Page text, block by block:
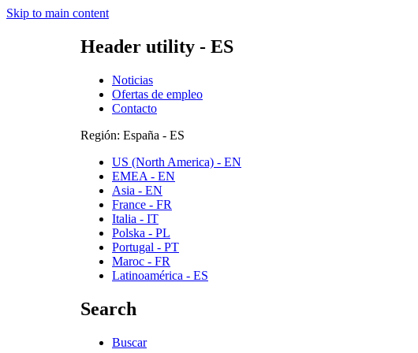
Skip to main content
Header utility - ES
Noticias
Ofertas de empleo
Contacto
Región: España - ES
US (North America) - EN
EMEA - EN
Asia - EN
France - FR
Italia - IT
Polska - PL
Portugal - PT
Maroc - FR
Latinoamérica - ES
Search
Buscar